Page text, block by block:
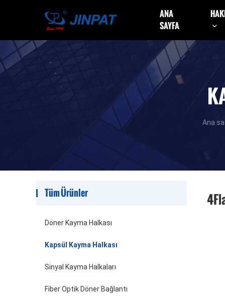
ANA
SAYFA
Ana
Tüm Ürünler
Döner Kayma Halkası
Kapsül Kayma Halkası
Sinyal Kayma Halkaları
Fiber Optik Döner Bağlantı